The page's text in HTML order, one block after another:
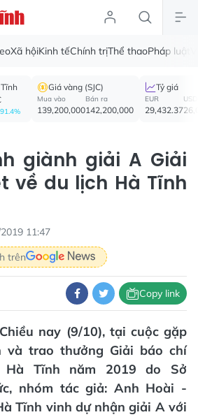
Xã hộiKinh tếChính trịThể thaoPháp luật
Giá vàng (SJC)
Mua vào
139,200,000
Bán ra
142,200,000
Tỷ giá
EUR
29,432.37
USD
giành giải A Giải
về du lịch Hà Tĩnh
11:47
trên
Copy link
nay (9/10), tại cuộc gặp
và trao thưởng Giải báo chí
Tĩnh năm 2019 do Sở
nhóm tác giả: Anh Hoài -
Tĩnh vinh dự nhận giải A với